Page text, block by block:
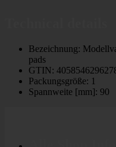
Bezeichnung:
pads
GTIN:
Packungsgröße: 1
Spannweite [mm]: 90